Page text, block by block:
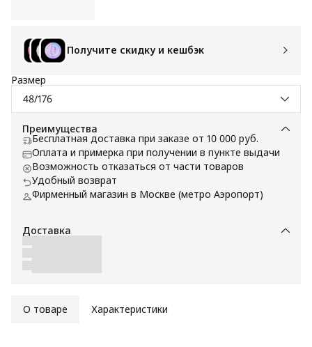
Получите скидку и кешбэк
Размер
48/176
Преимущества
Бесплатная доставка при заказе от 10 000 руб.
Оплата и примерка при получении в пункте выдачи
Возможность отказаться от части товаров
Удобный возврат
Фирменный магазин в Москве (метро Аэропорт)
Доставка
О товаре Характеристики